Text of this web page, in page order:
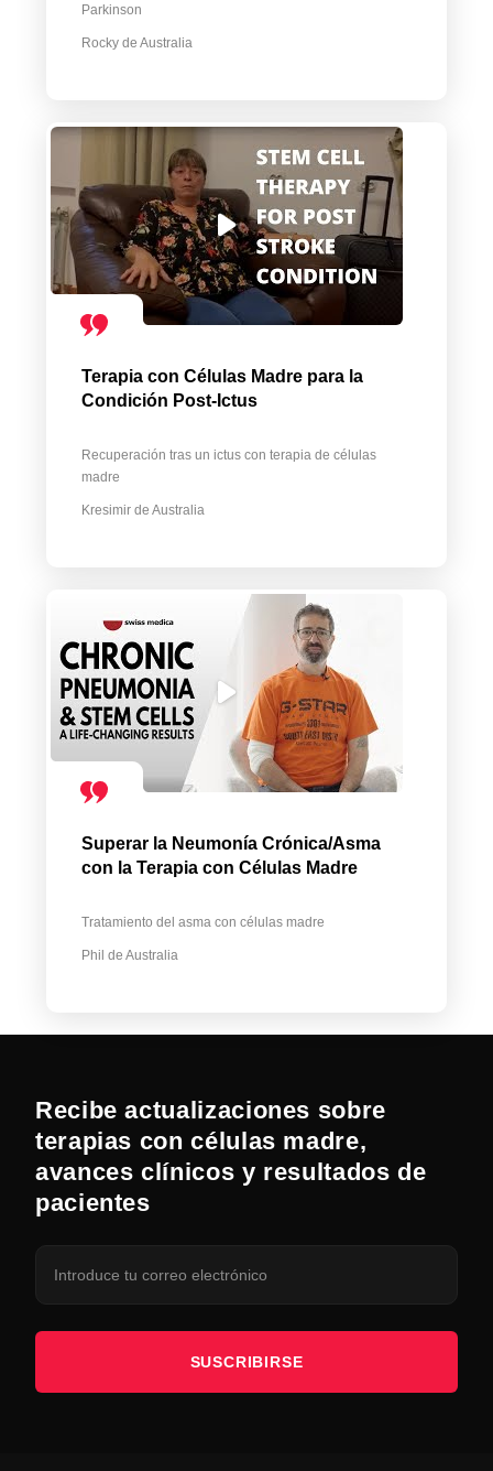
Parkinson
Rocky de Australia
Terapia con Células Madre para la
Condición Post-Ictus
Recuperación tras un ictus con terapia de células
madre
Kresimir de Australia
Superar la Neumonía Crónica/Asma
con la Terapia con Células Madre
Tratamiento del asma con células madre
Phil de Australia
Recibe actualizaciones sobre
terapias con células madre,
avances clínicos y resultados de
pacientes
SUSCRIBIRSE